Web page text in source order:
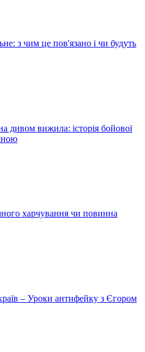
з чим це пов'язано і чи будуть
дивом вижила: історія бойової
харчування чи повинна
– Уроки антифейку з Єгором